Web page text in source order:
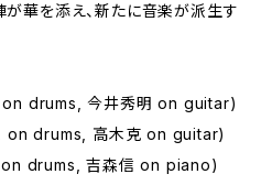
華を添え、新たに音楽が派生す
drums, 今井秀明 on guitar)
on drums, 高木克 on guitar)
on drums, 吉森信 on piano)